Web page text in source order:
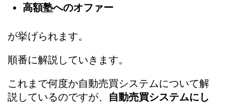
高額塾へのオファー
が挙げられます。
順番に解説していきます。
これまで何度か自動売買システムについて解
説しているのですが、 自動売買システムにし